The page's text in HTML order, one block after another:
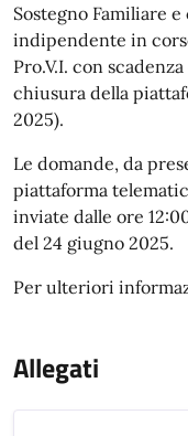
Sostegno Familiare
indipendente in
Pro.V.I. con
chiusura della
2025).
Le domande, da
piattaforma
inviate dalle ore
del 24 giugno 2025.
Per ulteriori
Allegati